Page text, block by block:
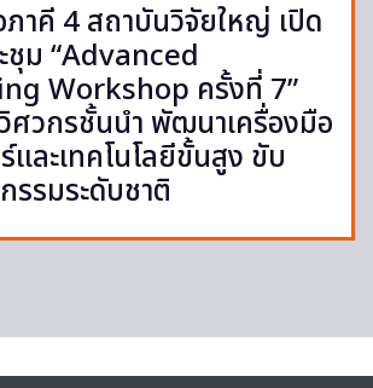
าคี 4 สถาบันวิจัยใหญ่ เปิด
ชุม “Advanced
Workshop ครั้งที่ 7”
ศวกรชั้นนำ พัฒนาเครื่องมือ
และเทคโนโลยีขั้นสูง ขับ
รรมระดับชาติ